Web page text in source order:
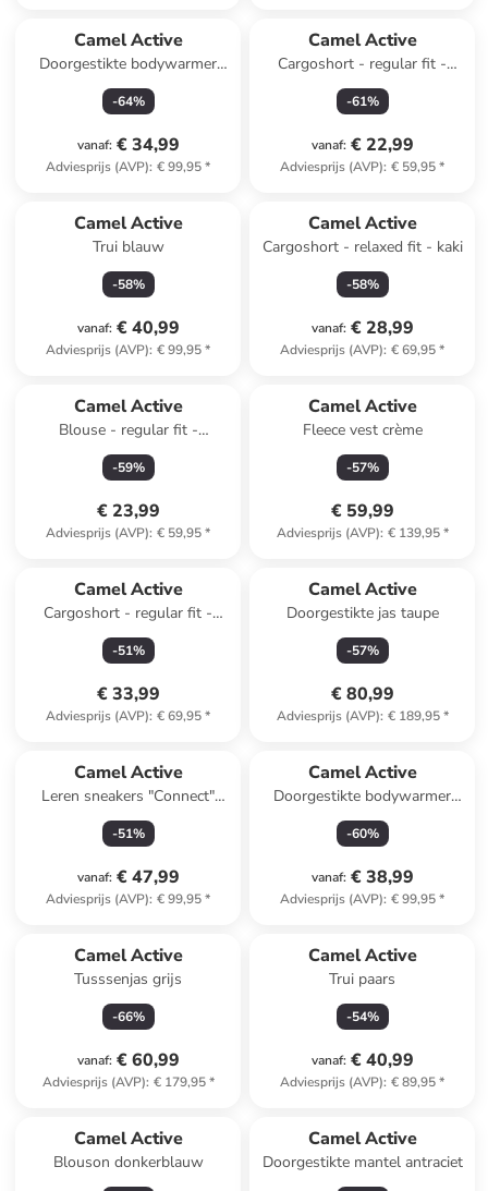
Camel Active
Doorgestikte bodywarmer
donkerblauw
-64%
vanaf: € 34,99
Adviesprijs (AVP): € 99,95*
Camel Active
Cargoshort - regular fit -
lichtblauw
-61%
vanaf: € 22,99
Adviesprijs (AVP): € 59,95*
Camel Active
Trui blauw
-58%
vanaf: € 40,99
Adviesprijs (AVP): € 99,95*
Camel Active
Cargoshort - relaxed fit - kaki
-58%
vanaf: € 28,99
Adviesprijs (AVP): € 69,95*
Camel Active
Blouse - regular fit -
donkerblauw/lichtblauw
-59%
€ 23,99
Adviesprijs (AVP): € 59,95*
Camel Active
Fleece vest crème
-57%
€ 59,99
Adviesprijs (AVP): € 139,95*
Camel Active
Cargoshort - regular fit -
lichtbruin
-51%
€ 33,99
Adviesprijs (AVP): € 69,95*
Camel Active
Doorgestikte jas taupe
-57%
€ 80,99
Adviesprijs (AVP): € 189,95*
Camel Active
Leren sneakers "Connect"
donkerblauw
-51%
vanaf: € 47,99
Adviesprijs (AVP): € 99,95*
Camel Active
Doorgestikte bodywarmer
groen
-60%
vanaf: € 38,99
Adviesprijs (AVP): € 99,95*
Camel Active
Tusssenjas grijs
-66%
vanaf: € 60,99
Adviesprijs (AVP): € 179,95*
Camel Active
Trui paars
-54%
vanaf: € 40,99
Adviesprijs (AVP): € 89,95*
Camel Active
Blouson donkerblauw
Camel Active
Doorgestikte mantel antraciet